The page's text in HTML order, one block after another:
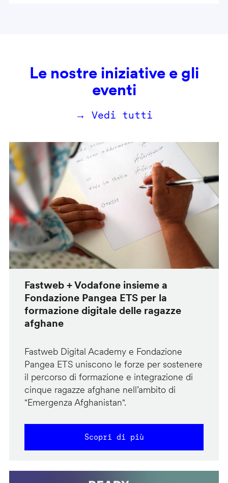
Le nostre iniziative e gli
eventi
→ Vedi tutti
Fastweb + Vodafone insieme a
Fondazione Pangea ETS per la
formazione digitale delle ragazze
afghane
Fastweb Digital Academy e Fondazione
Pangea ETS uniscono le forze per sostenere
il percorso di formazione e integrazione di
cinque ragazze afghane nell’ambito di
"Emergenza Afghanistan".
Scopri di più